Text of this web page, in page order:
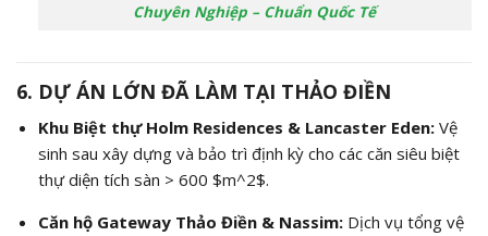
Chuyên Nghiệp – Chuẩn Quốc Tế
6. DỰ ÁN LỚN ĐÃ LÀM TẠI THẢO ĐIỀN
Khu Biệt thự Holm Residences & Lancaster Eden:Vệ
sinh sau xây dựng và bảo trì định kỳ cho các căn siêu biệt
thự diện tích sàn > 600 $m^2$.
Căn hộ Gateway Thảo Điền & Nassim:Dịch vụ tổng vệ